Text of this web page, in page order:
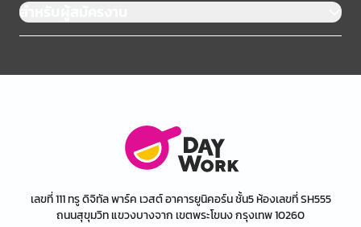
สำหรับผู้สมัครงาน
เลขที่ 111 ทรู ดิจิทัล พาร์ค เวสต์ อาคารยูนิคอร์น ชั้น5 ห้องเลขที่ SH555
ถนนสุขุมวิท แขวงบางจาก เขตพระโขนง กรุงเทพ 10260